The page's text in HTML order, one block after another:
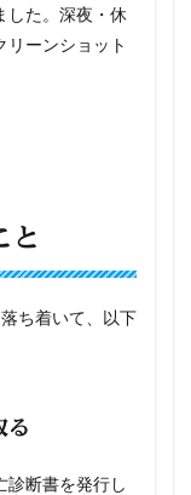
した。深夜・休
リーンショット
と
ち着いて、以下
る
診断書を発行し